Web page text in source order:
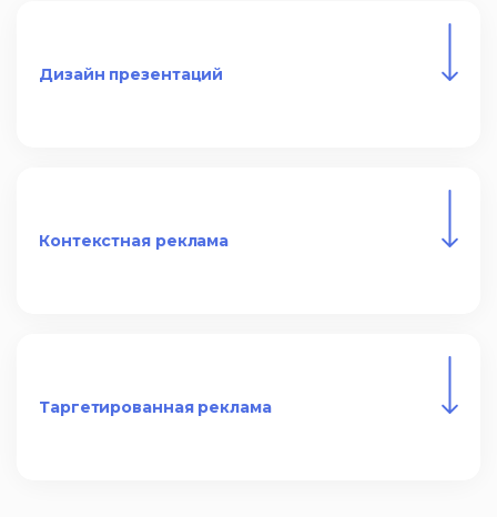
Дизайн презентаций
Контекстная реклама
Таргетированная реклама